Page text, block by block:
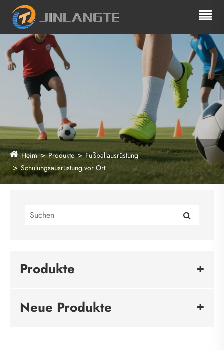
Heim Produkte
Fußballausrüstung
Schulungsausrüstung vor Ort
Produkte
Neue Produkte